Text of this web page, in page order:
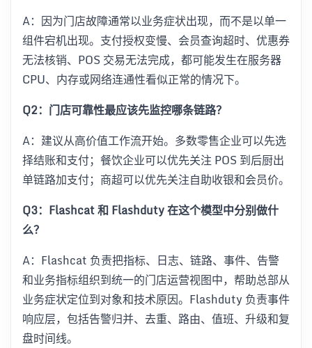
A：因为门店故障通常以业务症状出现，而不是以单一
组件宕机出现。支付授权变慢、会员查询超时、优惠券
无法核销、POS 交易无法完成，都可能发生在服务器
CPU、内存或网络连通性看似正常的情况下。
Q2：门店可靠性最应该先监控哪条链路？
A：建议从高价值工作流开始。多数零售企业可以先选
择结账和支付；餐饮企业可以优先关注 POS 到后厨出
单链路加支付；商超可以优先关注自助收银和会员价。
Q3：Flashcat 和 Flashduty 在这个模型中分别做什
么？
A：Flashcat 负责把指标、日志、链路、事件、告警
和业务指标组织到统一的门店运营视图中，帮助总部从
业务症状定位到对象和技术原因。Flashduty 负责事件
响应层，包括告警归并、去重、路由、值班、升级和复
盘时间线。